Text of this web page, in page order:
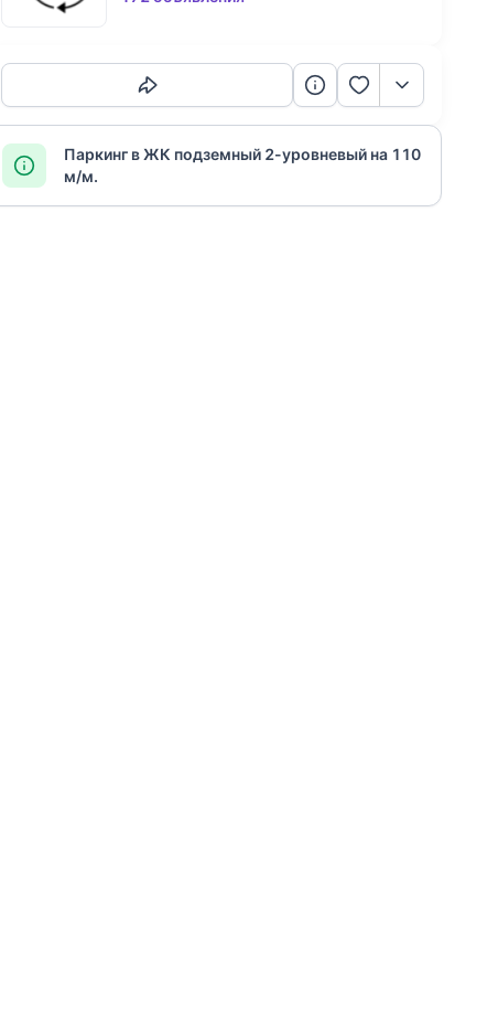
Паркинг в ЖК подземный 2-уровневый на 110
м/м.